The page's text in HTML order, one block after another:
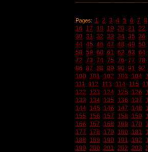
Pages: 1 2 3 4 5 6 7 8
16
17 18 19 20 21 22
30 31 32 33 34 35 36
44 45 46 47 48 49 50
58 59 60 61 62 63 64
72 73 74 75 76 77 78
86 87 88 89 90 91 92
100 101 102 103 104
111
112 113 114 115
122
123 124 125 126
133
134 135 136 137
144 145 146 147 148
155
156 157 158 159
166
167 168 169 170
177
178 179 180 181
188
189 190 191 192
199 200 201 202 203